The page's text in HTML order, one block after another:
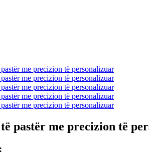
pastër me precizion të